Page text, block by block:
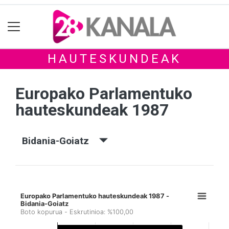
HAUTESKUNDEAK
Europako Parlamentuko
hauteskundeak 1987
Bidania-Goiatz
Europako Parlamentuko hauteskundeak 1987 -
Bidania-Goiatz
Boto kopurua - Eskrutinioa: %100,00